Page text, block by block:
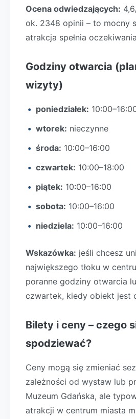
Ocena odwiedzających:
ok. 2348 opinii – to mocny
atrakcja spełnia
Godziny otwarcia
wizyty)
poniedziałek:
wtorek: nieczynne
środa: 10:00–16:00
czwartek: 10:00–18:00
piątek: 10:00–16:00
sobota: 10:00–16:00
niedziela: 10:00–16:00
Wskazówka: jeśli chcesz
największego tłoku w
poranne godziny otwarcia
czwartek, kiedy obiekt jest
Bilety i ceny – czego
spodziewać?
Ceny mogą się zmieniać
zależności od wystaw lub
Muzeum Gdańska, ale
atrakcji w centrum miasta